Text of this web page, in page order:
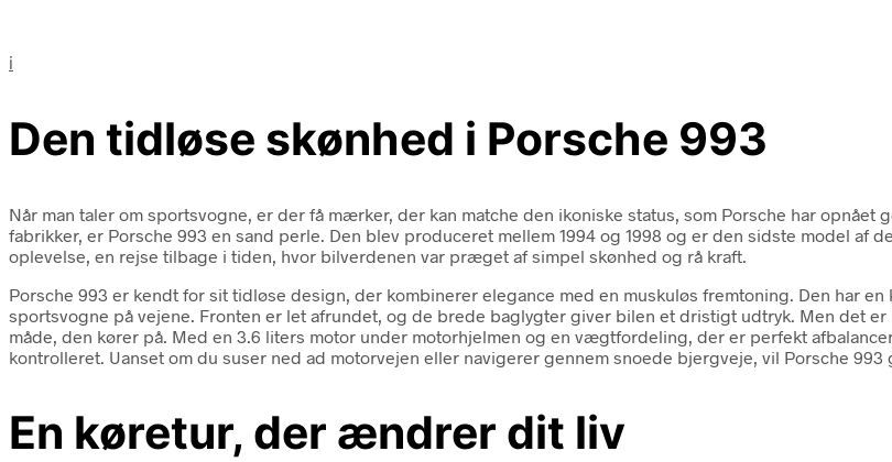
i
Den tidløse skønhed i Porsche 993
Når man taler om sportsvogne, er der få mærker, der kan matche den ikoniske status, som Porsche har opnået
fabrikker, er Porsche 993 en sand perle. Den blev produceret mellem 1994 og 1998 og er den sidste model af
oplevelse, en rejse tilbage i tiden, hvor bilverdenen var præget af simpel skønhed og rå kraft.
Porsche 993 er kendt for sit tidløse design, der kombinerer elegance med en muskuløs fremtoning. Den har
sportsvogne på vejene. Fronten er let afrundet, og de brede baglygter giver bilen et dristigt udtryk. Men det
måde, den kører på. Med en 3.6 liters motor under motorhjelmen og en vægtfordeling, der er perfekt
kontrolleret. Uanset om du suser ned ad motorvejen eller navigerer gennem snoede bjergveje, vil Porsche
En køretur, der ændrer dit liv